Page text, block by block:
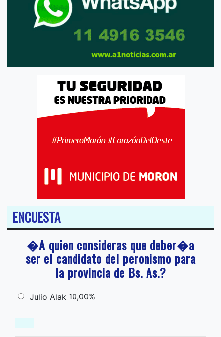
ENCUESTA
�A quien consideras que deber�a
ser el candidato del peronismo para
la provincia de Bs. As.?
Julio Alak 10,00%